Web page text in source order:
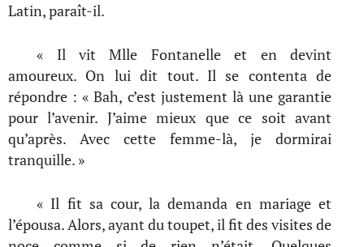
Latin, paraît-il.
« Il vit Mlle Fontanelle et en devint
amoureux. On lui dit tout. Il se contenta de
répondre : « Bah, c’est justement là une garantie
pour l’avenir. J’aime mieux que ce soit avant
qu’après. Avec cette femme-là, je dormirai
tranquille. »
« Il fit sa cour, la demanda en mariage et
l’épousa. Alors, ayant du toupet, il fit des visites de